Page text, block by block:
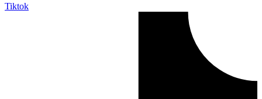
Tiktok